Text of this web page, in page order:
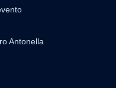
Antonella